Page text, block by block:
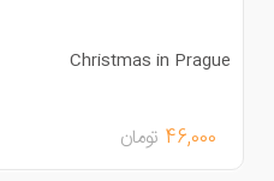
Christmas in
46,000تومان